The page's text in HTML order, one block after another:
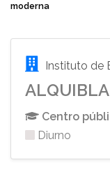
moderna
Instituto de
ALQUIBLA
Centro
Diurno